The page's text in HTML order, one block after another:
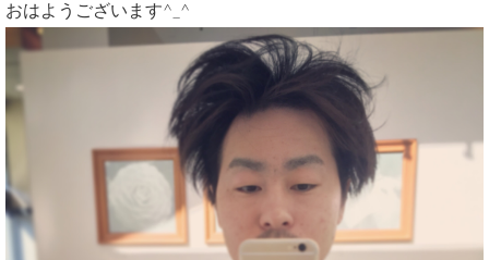
おはようございます^_^